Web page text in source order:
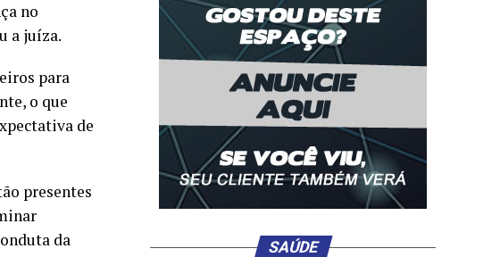
no
a juíza.
para
o que
de
presentes
da
SAÚDE